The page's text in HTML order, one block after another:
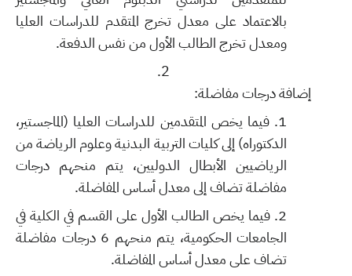
بالاعتماد على معدل تخرج المتقدم للدراسات العليا
ومعدل تخرج الطالب الأول من نفس الدفعة.
إضافة درجات مفاضلة:
فيما يخص المتقدمين للدراسات العليا (الماجستير،
الدكتوراه) إلى كليات التربية البدنية وعلوم الرياضة من
الرياضيين الأبطال الدوليين، يتم منحهم درجات
مفاضلة تضاف إلى معدل أساس المفاضلة.
فيما يخص الطالب الأول على القسم في الكلية في
الجامعات الحكومية، يتم منحهم 6 درجات مفاضلة
تضاف على معدل أساس المفاضلة.